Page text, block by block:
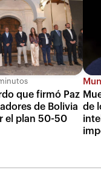
que firmó Paz
de Bolivia
el plan 50-50
de